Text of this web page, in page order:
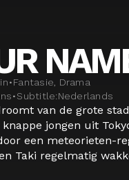
•Fantasie, Drama
•Subtitle:Nederlands
van de grote
knappe jongen uit
een meteorieten-
Taki regelmatig